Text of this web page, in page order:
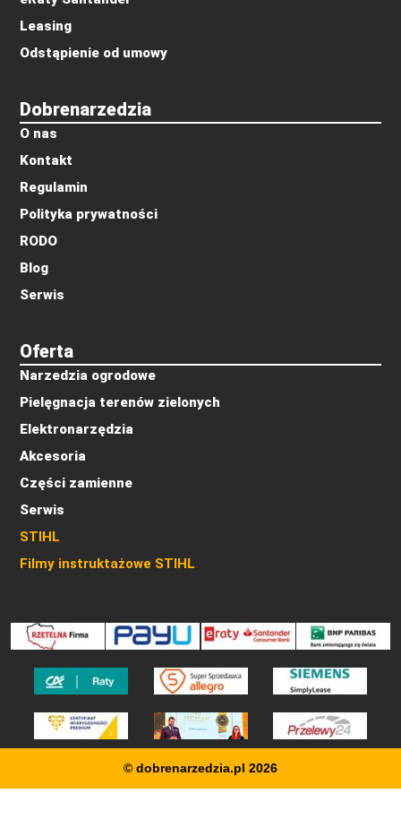
Oferta
Narzedzia ogrodowe
Pielęgnacja terenów zielonych
Elektronarzędzia
Akcesoria
Części zamienne
Serwis
STIHL
Filmy instruktażowe STIHL
Dobrenarzedzia
O nas
Kontakt
Regulamin
Polityka prywatności
RODO
Blog
Serwis
Leasing
Odstąpienie od umowy
© dobrenarzedzia.pl 2026